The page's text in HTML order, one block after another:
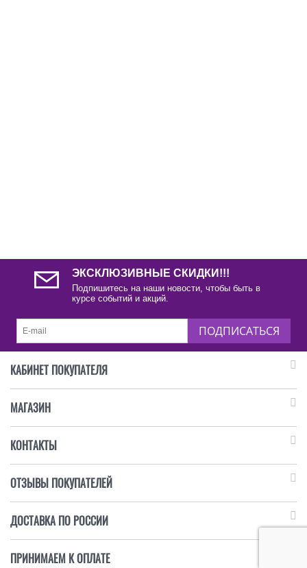
ЭКСКЛЮЗИВНЫЕ СКИДКИ!!!
Подпишитесь на наши новости, чтобы быть в
курсе событий и акций.
ПОДПИСАТЬСЯ
КАБИНЕТ ПОКУПАТЕЛЯ
МАГАЗИН
КОНТАКТЫ
ОТЗЫВЫ ПОКУПАТЕЛЕЙ
ДОСТАВКА ПО РОССИИ
ПРИНИМАЕМ К ОПЛАТЕ